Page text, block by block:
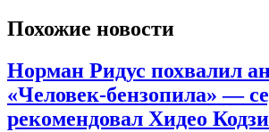
Похожие новости
Норман Ридус похвалил
«Человек-бензопила» —
рекомендовал Хидео